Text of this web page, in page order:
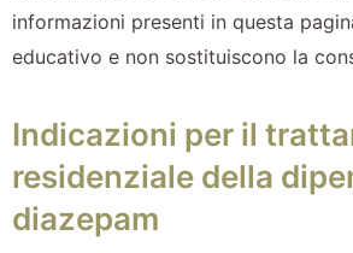
informazioni presenti in questa
educativo e non sostituiscono la
Indicazioni per il
residenziale della
diazepam